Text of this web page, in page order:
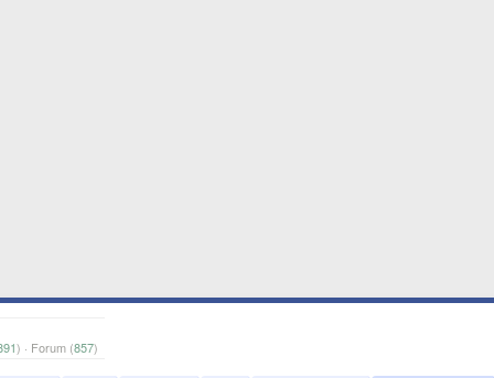
) · Forum (857)